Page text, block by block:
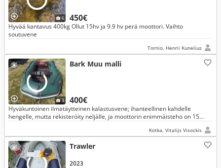
6 450€
Hyvää kantavus 400kg Ollut 15hv ja 9.9 hv perä moottori. Vaihto
soutuvene
Tornio, Henrii Kunelius
3
Bark Muu malli
400€
Hyväkuntoinen ilmatäytteinen kalastusvene; ihanteellinen kahdelle
hengelle, mutta rekisteröity neljälle, ja moottorin enimmäisteho on 15
Kotka, Vitalijs Visockis
Trawler
2023